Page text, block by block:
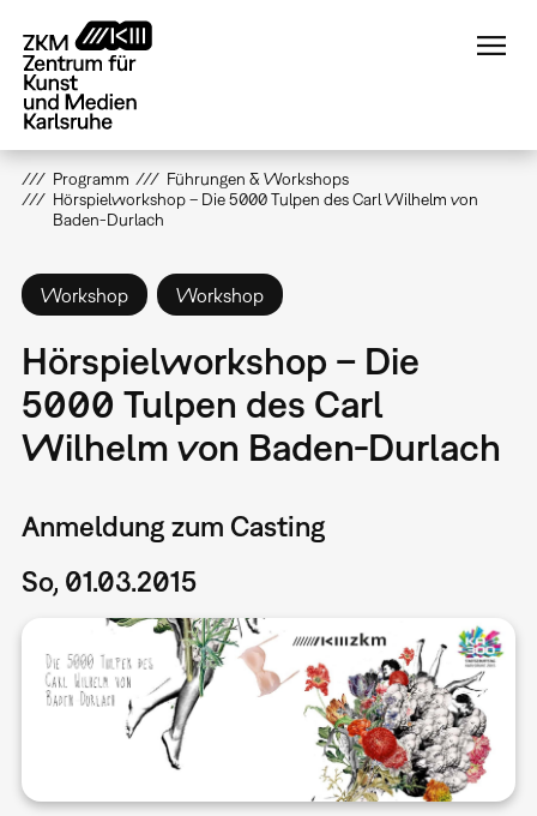
zum
Inhalt
Programm
Führungen & Workshops
Hörspielworkshop – Die 5000 Tulpen des Carl Wilhelm von
Baden-Durlach
Workshop Workshop
Hörspielworkshop – Die
5000 Tulpen des Carl
Wilhelm von Baden-Durlach
Anmeldung zum Casting
So, 01.03.2015